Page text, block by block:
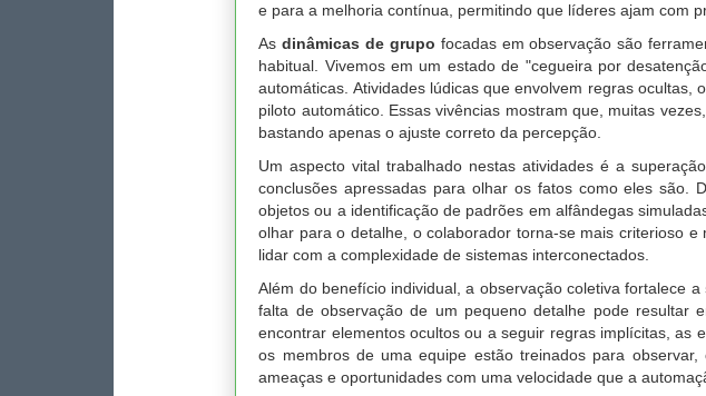
e para a melhoria contínua, permitindo que líderes ajam com
Asdinâmicas de grupo focadas em observação são
habitual. Vivemos em um estado de "cegueira por
automáticas. Atividades lúdicas que envolvem regras
piloto automático. Essas vivências mostram que, muitas
bastando apenas o ajuste correto da percepção.
Um aspecto vital trabalhado nestas atividades é a
conclusões apressadas para olhar os fatos como eles são.
objetos ou a identificação de padrões em alfândegas
olhar para o detalhe, o colaborador torna-se mais criterioso
lidar com a complexidade de sistemas interconectados.
Além do benefício individual, a observação coletiva fortalece a
falta de observação de um pequeno detalhe pode resultar
encontrar elementos ocultos ou a seguir regras implícitas, as
os membros de uma equipe estão treinados para
ameaças e oportunidades com uma velocidade que a